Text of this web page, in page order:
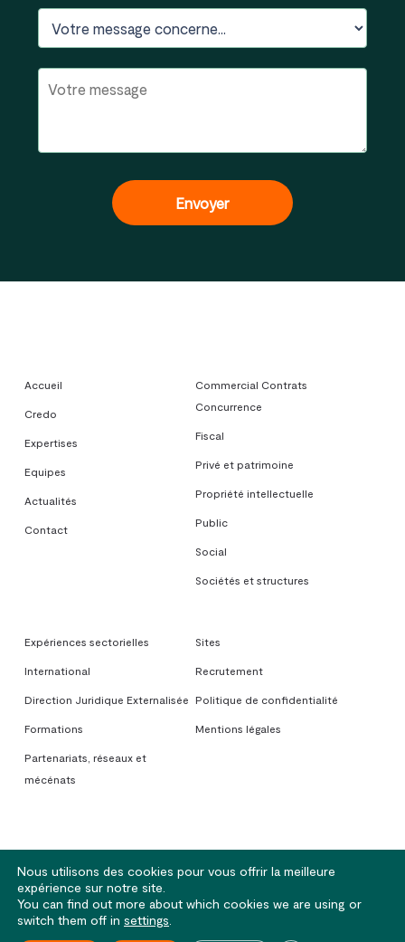
Accueil
Credo
Expertises
Equipes
Actualités
Contact
Commercial Contrats
Concurrence
Fiscal
Privé et patrimoine
Propriété intellectuelle
Public
Social
Sociétés et structures
Expériences sectorielles
International
Direction Juridique Externalisée
Formations
Partenariats, réseaux et
mécénats
Sites
Recrutement
Politique de confidentialité
Mentions légales
© 2026 Avoxa. Sociétés d'Avocats - Rennes | Nantes | Lorient | Paris
Nous utilisons des cookies pour vous offrir la meilleure
expérience sur notre site.
You can find out more about which cookies we are using or
switch them off in settings